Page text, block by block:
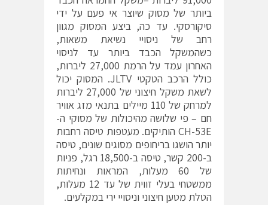
ביותר של מסוק שיוצר אי פעם על ידי
סיקורסקי. עד כה, ביצע המסוק מגוון
רחב של ניסויי נשיאת משאות,
כשהמשקל הכבד ביותר עד לניסוי
האחרון עמד על הרמת 27,000 ליברות,
כולל הרכב הטקטי JLTV. המסוק יכול
לשאת משקל חיצוני של 27,000 ליברות
למרחק של 110 מיילים בתנאי מזג אוויר
חם – פי שלושה מהיכולות של מסוקי ה-
CH-53E הותיקים. מעטפות טיסה רחבות
יותר הושגו בריחופים מסוגים שונים, טיסה
ב-200 קשר, טיסה ב-18,500 רגל, פניות
של 60 מעלות, המראות ונחיתות
ממשטחי בעלי זווית של עד 12 מעלות,
הטלת מטען חיצוני וניסויי ירי במקלעים.